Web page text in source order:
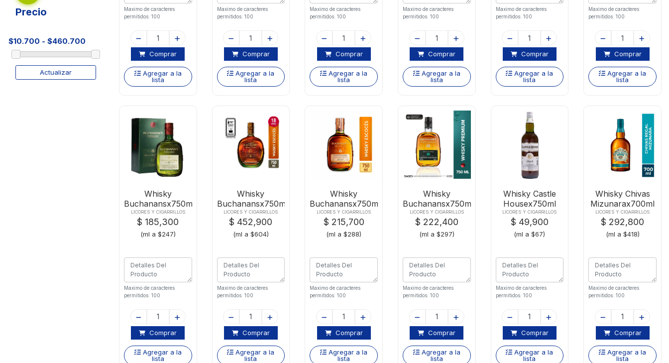
Precio
Actualizar
Maximo de caracteres
permitidos: 100
Comprar
Agregar a la
lista
Maximo de caracteres
permitidos: 100
Comprar
Agregar a la
lista
Maximo de caracteres
permitidos: 100
Comprar
Agregar a la
lista
Maximo de caracteres
permitidos: 100
Comprar
Agregar a la
lista
Maximo de caracteres
permitidos: 100
Comprar
Agregar a la
lista
Maximo de caracteres
permitidos: 100
Comprar
Agregar a la
lista
Whisky
Buchanansx750ml
12 Anos De Luxe
LICORES Y CIGARRILLOS
$ 185,300
(ml a $247)
Maximo de caracteres
permitidos: 100
Comprar
Agregar a la
lista
Whisky
Buchanansx750ml
Blended 18 Anos
LICORES Y CIGARRILLOS
$ 452,900
(ml a $604)
Maximo de caracteres
permitidos: 100
Comprar
Agregar a la
lista
Whisky
Buchanansx750ml
Master
LICORES Y CIGARRILLOS
$ 215,700
(ml a $288)
Maximo de caracteres
permitidos: 100
Comprar
Agregar a la
lista
Whisky
Buchanansx750ml
Two Souls
LICORES Y CIGARRILLOS
$ 222,400
(ml a $297)
Maximo de caracteres
permitidos: 100
Comprar
Agregar a la
lista
Whisky Castle
Housex750ml
LICORES Y CIGARRILLOS
$ 49,900
(ml a $67)
Maximo de caracteres
permitidos: 100
Comprar
Agregar a la
lista
Whisky Chivas
Mizunarax700ml
LICORES Y CIGARRILLOS
$ 292,800
(ml a $418)
Maximo de caracteres
permitidos: 100
Comprar
Agregar a la
lista